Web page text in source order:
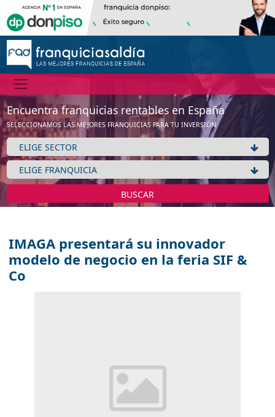
Encuentra franquicias rentables en España
SELECCIONAMOS LAS MEJORES FRANQUICIAS PARA TU INVERSIÓN
BUSCAR
IMAGA presentará su innovador
modelo de negocio en la feria SIF &
Co